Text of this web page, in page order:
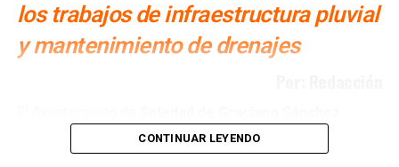
los trabajos de infraestructura pluvial
y mantenimiento de drenajes
drenaje pluvial y reparación de
infraestructura sanitaria en distintos puntos del
CONTINUAR LEYENDO